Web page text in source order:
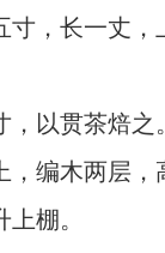
，长一丈，
以贯茶焙之
编木两层，
棚。